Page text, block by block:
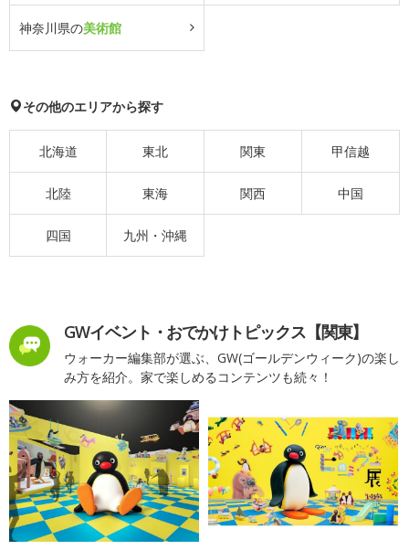
神奈川県の美術館
その他のエリアから探す
北海道 東北 関東 甲信越
北陸 東海 関西 中国
四国 九州・沖縄
GWイベント・おでかけトピックス【関東】
ウォーカー編集部が選ぶ、GW(ゴールデンウィーク)の楽し
み方を紹介。家で楽しめるコンテンツも続々！